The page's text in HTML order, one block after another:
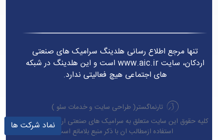
نماد شرکت ها
تنها مرجع اطلاع رسانی هلدینگ سرامیک های صنعتی
اردکان، سایت www.aic.ir است و این هلدینگ در شبکه
های اجتماعی هیچ فعالیتی ندارد.
تارنماگستر(طراحی سایت وخدمات سئو )
کلیه حقوق این سایت متعلق به سرامیک های صنعتی اردکان می باشد.
استفاده ازمطالب ان با ذکر منبع بلامانع است